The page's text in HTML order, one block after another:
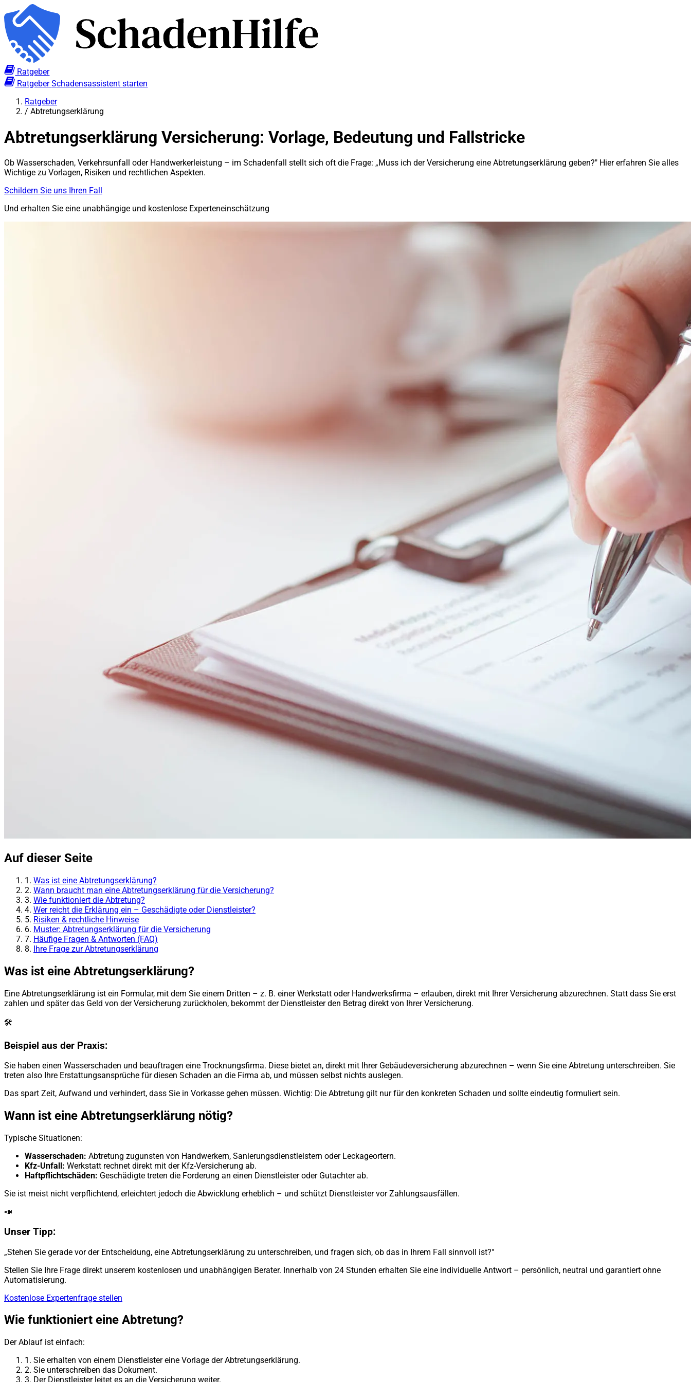
Ratgeber
RatgeberSchadensassistent starten
Ratgeber
/ Abtretungserklärung
Abtretungserklärung Versicherung: Vorlage, Bedeutung und Fallstricke
Ob Wasserschaden, Verkehrsunfall oder Handwerkerleistung – im Schadenfall stellt sich oft die Frage: „Muss ich der Versicherung eine Abtretungserklärung geben?" Hier erfahren Sie alles
Wichtige zu Vorlagen, Risiken und rechtlichen Aspekten.
Schildern Sie uns Ihren Fall
Und erhalten Sie eine unabhängige und kostenlose Experteneinschätzung
Auf dieser Seite
1. Was ist eine Abtretungserklärung?
2. Wann braucht man eine Abtretungserklärung für die Versicherung?
3. Wie funktioniert die Abtretung?
4. Wer reicht die Erklärung ein – Geschädigte oder Dienstleister?
5. Risiken & rechtliche Hinweise
6. Muster: Abtretungserklärung für die Versicherung
7. Häufige Fragen & Antworten (FAQ)
8. Ihre Frage zur Abtretungserklärung
Was ist eine Abtretungserklärung?
Eine Abtretungserklärung ist ein Formular, mit dem Sie einem Dritten – z. B. einer Werkstatt oder Handwerksfirma – erlauben, direkt mit Ihrer Versicherung abzurechnen. Statt dass Sie erst
zahlen und später das Geld von der Versicherung zurückholen, bekommt der Dienstleister den Betrag direkt von Ihrer Versicherung.
🛠️
Beispiel aus der Praxis:
Sie haben einen Wasserschaden und beauftragen eine Trocknungsfirma. Diese bietet an, direkt mit Ihrer Gebäudeversicherung abzurechnen – wenn Sie eine Abtretung unterschreiben. Sie
treten also Ihre Erstattungsansprüche für diesen Schaden an die Firma ab, und müssen selbst nichts auslegen.
Das spart Zeit, Aufwand und verhindert, dass Sie in Vorkasse gehen müssen. Wichtig: Die Abtretung gilt nur für den konkreten Schaden und sollte eindeutig formuliert sein.
Wann ist eine Abtretungserklärung nötig?
Typische Situationen:
Wasserschaden: Abtretung zugunsten von Handwerkern, Sanierungsdienstleistern oder Leckageortern.
Kfz-Unfall: Werkstatt rechnet direkt mit der Kfz-Versicherung ab.
Haftpflichtschäden: Geschädigte treten die Forderung an einen Dienstleister oder Gutachter ab.
Sie ist meist nicht verpflichtend, erleichtert jedoch die Abwicklung erheblich – und schützt Dienstleister vor Zahlungsausfällen.
📣
Unser Tipp:
„Stehen Sie gerade vor der Entscheidung, eine Abtretungserklärung zu unterschreiben, und fragen sich, ob das in Ihrem Fall sinnvoll ist?"
Stellen Sie Ihre Frage direkt unserem kostenlosen und unabhängigen Berater. Innerhalb von 24 Stunden erhalten Sie eine individuelle Antwort – persönlich, neutral und garantiert ohne
Automatisierung.
Kostenlose Expertenfrage stellen
Wie funktioniert eine Abtretung?
Der Ablauf ist einfach:
1. Sie erhalten von einem Dienstleister eine Vorlage der Abtretungserklärung.
2. Sie unterschreiben das Dokument.
3. Der Dienstleister leitet es an die Versicherung weiter.